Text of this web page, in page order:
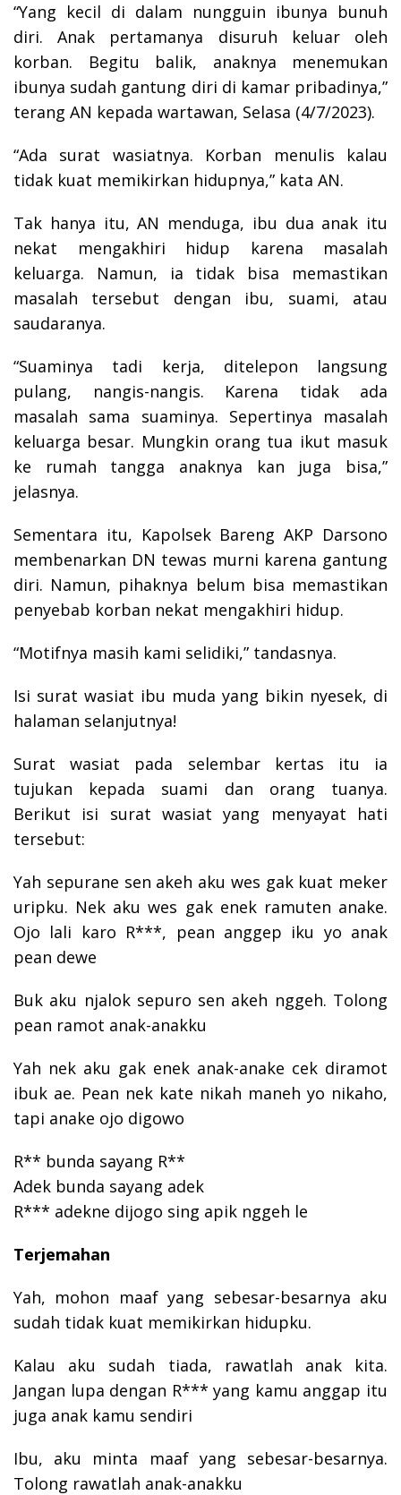
“Yang kecil di dalam nungguin ibunya bunuh
diri. Anak pertamanya disuruh keluar oleh
korban. Begitu balik, anaknya menemukan
ibunya sudah gantung diri di kamar pribadinya,”
terang AN kepada wartawan, Selasa (4/7/2023).
“Ada surat wasiatnya. Korban menulis kalau
tidak kuat memikirkan hidupnya,” kata AN.
Tak hanya itu, AN menduga, ibu dua anak itu
nekat mengakhiri hidup karena masalah
keluarga. Namun, ia tidak bisa memastikan
masalah tersebut dengan ibu, suami, atau
saudaranya.
“Suaminya tadi kerja, ditelepon langsung
pulang, nangis-nangis. Karena tidak ada
masalah sama suaminya. Sepertinya masalah
keluarga besar. Mungkin orang tua ikut masuk
ke rumah tangga anaknya kan juga bisa,”
jelasnya.
Sementara itu, Kapolsek Bareng AKP Darsono
membenarkan DN tewas murni karena gantung
diri. Namun, pihaknya belum bisa memastikan
penyebab korban nekat mengakhiri hidup.
“Motifnya masih kami selidiki,” tandasnya.
Isi surat wasiat ibu muda yang bikin nyesek, di
halaman selanjutnya!
Surat wasiat pada selembar kertas itu ia
tujukan kepada suami dan orang tuanya.
Berikut isi surat wasiat yang menyayat hati
tersebut:
Yah sepurane sen akeh aku wes gak kuat meker
uripku. Nek aku wes gak enek ramuten anake.
Ojo lali karo R***, pean anggep iku yo anak
pean dewe
Buk aku njalok sepuro sen akeh nggeh. Tolong
pean ramot anak-anakku
Yah nek aku gak enek anak-anake cek diramot
ibuk ae. Pean nek kate nikah maneh yo nikaho,
tapi anake ojo digowo
R** bunda sayang R**
Adek bunda sayang adek
R*** adekne dijogo sing apik nggeh le
Terjemahan
Yah, mohon maaf yang sebesar-besarnya aku
sudah tidak kuat memikirkan hidupku.
Kalau aku sudah tiada, rawatlah anak kita.
Jangan lupa dengan R*** yang kamu anggap itu
juga anak kamu sendiri
Ibu, aku minta maaf yang sebesar-besarnya.
Tolong rawatlah anak-anakku